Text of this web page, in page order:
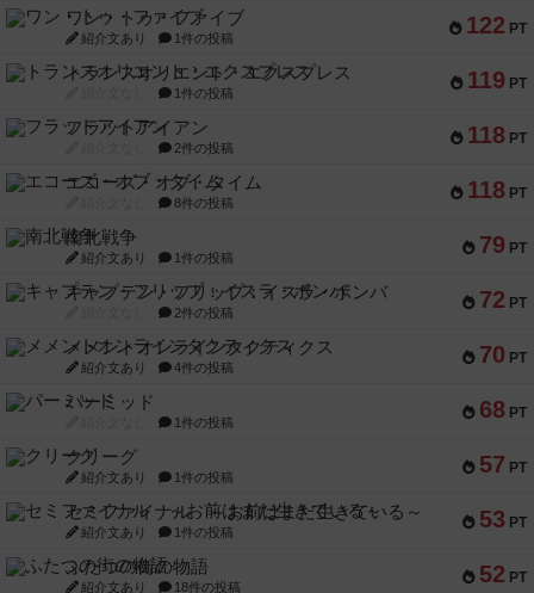
122 PT
ワン・トゥ・ファイブ
紹介文あり 1件の投稿
119 PT
トランスオリエント・エクスプレス
1件の投稿
118 PT
フラットアイアン
2件の投稿
118 PT
エコーズ・オブ・タイム
8件の投稿
79 PT
南北戦争
紹介文あり 1件の投稿
72 PT
キャプテン・フリップ：イスラ・ボンバ
2件の投稿
70 PT
メメントオンラインタクティクス
紹介文あり 4件の投稿
68 PT
パーミッド
1件の投稿
57 PT
クリーグ
紹介文あり 1件の投稿
53 PT
セミファイナル ～お前はまだ生きている～
紹介文あり 1件の投稿
52 PT
ふたつの街の物語
紹介文あり 18件の投稿